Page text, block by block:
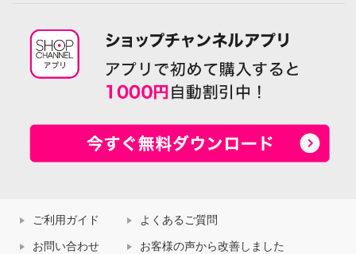
ご利用ガイド よくあるご質問
お問い合わせ お客様の声から改善しました